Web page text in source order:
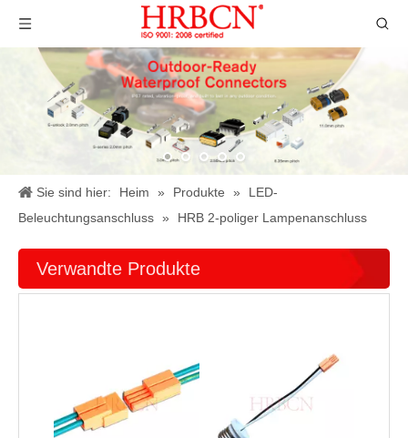
Sie sind hier: Heim » Produkte »
LED-
Beleuchtungsanschluss » HRB 2-poliger Lampenanschluss
Verwandte Produkte